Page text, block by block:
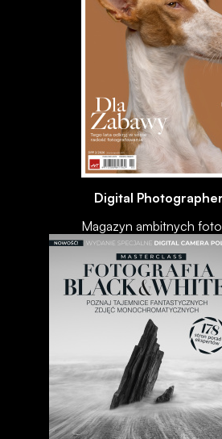
Digital
Magazyn ambitnych